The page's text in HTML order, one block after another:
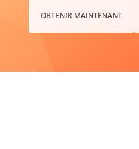
OBTENIR MAINTENANT